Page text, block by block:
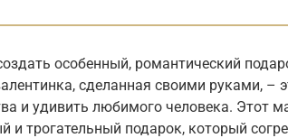
особенный, романтический
сделанная своими руками, –
и удивить любимого человека. Этот
и трогательный подарок, который